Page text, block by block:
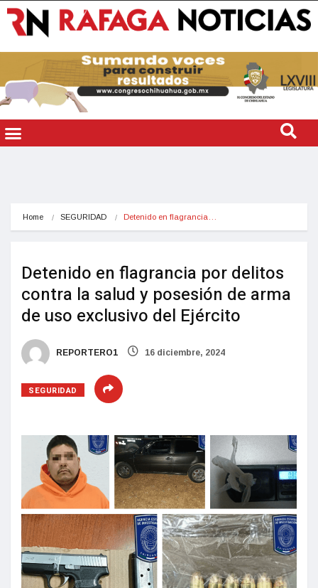
Home SEGURIDAD Detenido en flagrancia…
Detenido en flagrancia por delitos
contra la salud y posesión de arma
de uso exclusivo del Ejército
REPORTERO1 16 diciembre, 2024
SEGURIDAD